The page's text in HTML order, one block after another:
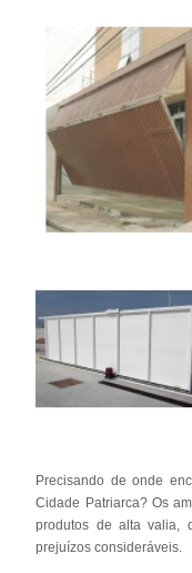
Precisando de onde
Cidade Patriarca? Os
produtos de alta valia,
prejuízos consideráveis.